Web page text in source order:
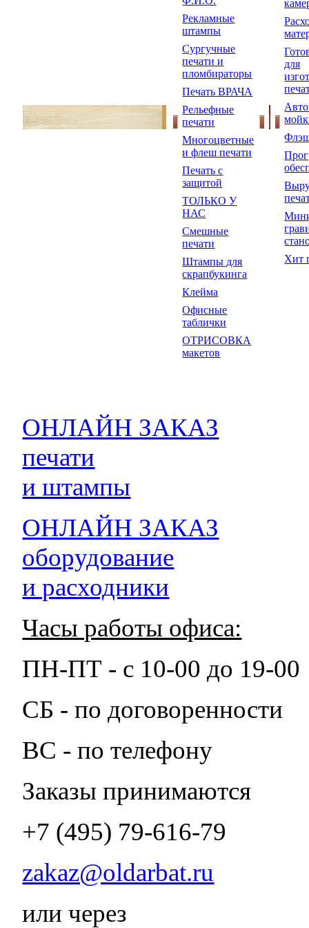
Рекламные
штампы
Сургучные
печати и
пломбираторы
Печать ВРАЧА
Рельефные
печати
Многоцветные
и флеш печати
Печать с
защитой
ТОЛЬКО У
НАС
Смешные
печати
Штампы для
скрапбукинга
Клейма
Офисные
таблички
ОТРИСОВКА
макетов
для
Хит
ОНЛАЙН ЗАКАЗ
печати
и штампы
ОНЛАЙН ЗАКАЗ
оборудование
и расходники
Часы работы офиса:
ПН-ПТ - с 10-00 до 19-00
СБ - по договоренности
ВС - по телефону
Заказы принимаются
+7 (495) 79-616-79
zakaz@oldarbat.ru
или через